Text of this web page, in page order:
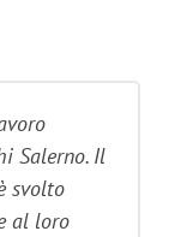
Salerno. Il
svolto
al loro